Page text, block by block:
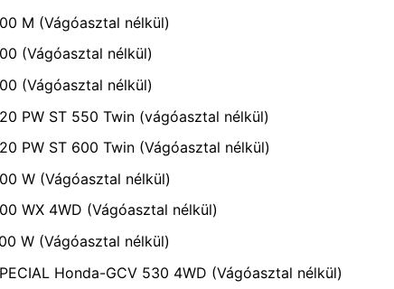
M (Vágóasztal nélkül)
(Vágóasztal nélkül)
(Vágóasztal nélkül)
PW ST 550 Twin (vágóasztal nélkül)
PW ST 600 Twin (Vágóasztal nélkül)
W (Vágóasztal nélkül)
WX 4WD (Vágóasztal nélkül)
W (Vágóasztal nélkül)
Honda-GCV 530 4WD (Vágóasztal nélkül)